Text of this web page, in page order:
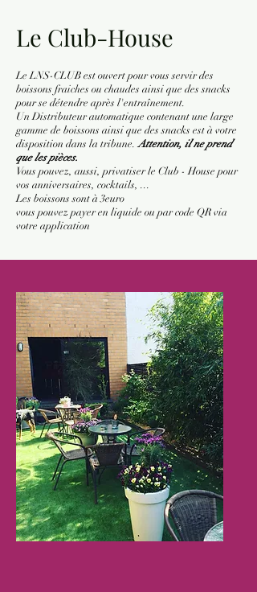
LA GOLD
Une foule de services
LA PLATINUM
Au-delà de toutes vos attentes
+ d'infos?
Le Club-House
Le LNS-CLUB est ouvert pour vous servir des
boissons fraiches ou chaudes ainsi que des snacks
pour se détendre après l'entraînement.
​Un Distributeur automatique contenant une large
gamme de boissons ainsi que des snacks est à votre
disposition dans la tribune. ​Attention, il ne prend
que les pièces.
Vous pouvez, aussi, privatiser le Club - House pour
vos anniversaires, cocktails, ...
Les boissons sont à 3euro
vous pouvez payer en liquide ou par code QR via
votre application